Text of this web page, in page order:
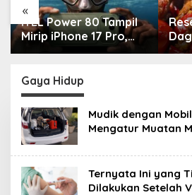
«
ITEL Power 80 Tampil
Mirip iPhone 17 Pro,
Harga Mulai Rp2
Gaya Hidup
Mudik dengan
Mengatur Muatan
Ternyata Ini yang
Dilakukan Setelah